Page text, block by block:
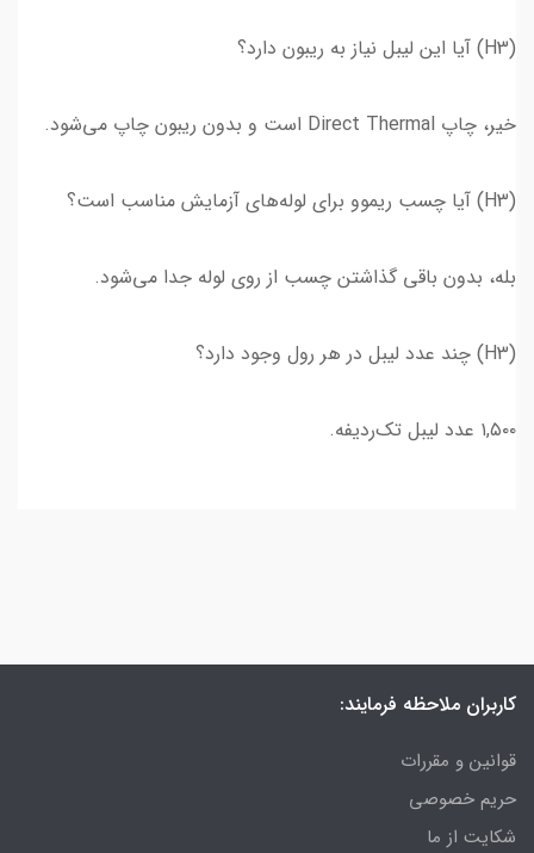
(H3) آیا این لیبل نیاز به ریبون دارد؟
خیر، چاپ Direct Thermal است و بدون ریبون چاپ می‌شود.
(H3) آیا چسب ریموو برای لوله‌های آزمایش مناسب است؟
بله، بدون باقی گذاشتن چسب از روی لوله جدا می‌شود.
(H3) چند عدد لیبل در هر رول وجود دارد؟
۱,۵۰۰ عدد لیبل تک‌ردیفه.
کاربران ملاحظه فرمایند:
قوانین و مقررات
حریم خصوصی
شکایت از ما